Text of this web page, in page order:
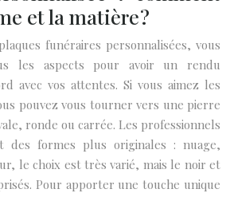
et la matière ?
funéraires personnalisées, vous
les aspects pour avoir un rendu
avec vos attentes. Si vous aimez les
pouvez vous tourner vers une pierre
ronde ou carrée. Les professionnels
des formes plus originales : nuage,
le choix est très varié, mais le noir et
Pour apporter une touche unique